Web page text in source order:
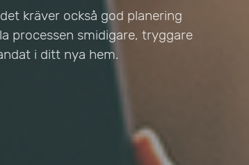
kräver också god planering
processen smidigare, tryggare
i ditt nya hem.